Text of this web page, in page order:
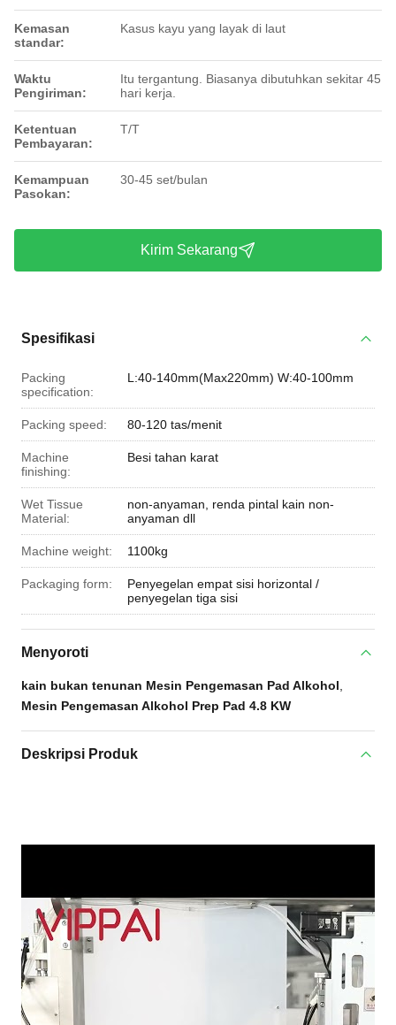
Kemasan
standar:
Kasus kayu yang layak di laut
Waktu
Pengiriman:
Itu tergantung. Biasanya dibutuhkan sekitar 45
hari kerja.
Ketentuan
Pembayaran:
T/T
Kemampuan
Pasokan:
30-45 set/bulan
Kirim Sekarang
Spesifikasi
Packing
specification:
L:40-140mm(Max220mm) W:40-100mm
Packing speed: 80-120 tas/menit
Machine
finishing:
Besi tahan karat
Wet Tissue
Material:
non-anyaman, renda pintal kain non-
anyaman dll
Machine weight: 1100kg
Packaging form:
Penyegelan empat sisi horizontal /
penyegelan tiga sisi
Menyoroti
kain bukan tenunan Mesin Pengemasan Pad Alkohol
Mesin Pengemasan Alkohol Prep Pad 4.8 KW
Deskripsi Produk